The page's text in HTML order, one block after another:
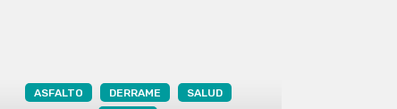
ASFALTO DERRAME
SALUD